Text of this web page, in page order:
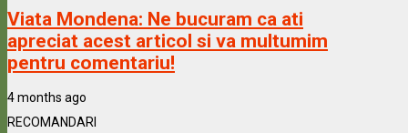
Viata Mondena: Ne bucuram ca ati
apreciat acest articol si va multumim
pentru comentariu!
4 months ago
RECOMANDARI